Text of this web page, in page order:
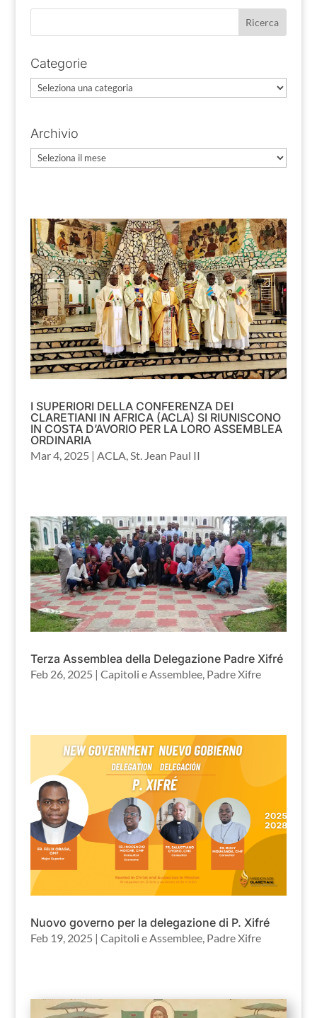
Categorie
Categorie
Archivio
Archivio
I SUPERIORI DELLA CONFERENZA DEI
CLARETIANI IN AFRICA (ACLA) SI RIUNISCONO
IN COSTA D’AVORIO PER LA LORO ASSEMBLEA
ORDINARIA
Mar 4, 2025 | ACLA St. Jean Paul II
Terza Assemblea della Delegazione Padre Xifré
Feb 26, 2025 | Capitoli e Assemblee, Padre Xifre
Nuovo governo per la delegazione di P. Xifré
Feb 19, 2025 | Capitoli e Assemblee, Padre Xifre